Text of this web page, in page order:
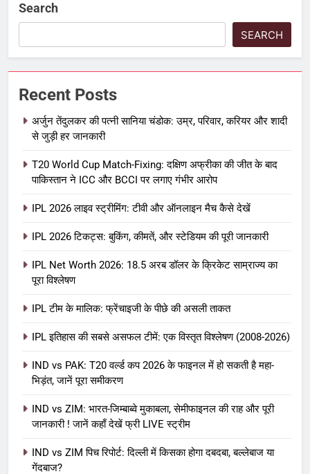
Search
SEARCH
Recent Posts
अर्जुन तेंदुलकर की पत्नी सानिया चंडोक: उम्र, परिवार, करियर और शादी
से जुड़ी हर जानकारी
T20 World Cup Match-Fixing: दक्षिण अफ्रीका की जीत के बाद
पाकिस्तान ने ICC और BCCI पर लगाए गंभीर आरोप
IPL 2026 लाइव स्ट्रीमिंग: टीवी और ऑनलाइन मैच कैसे देखें
IPL 2026 टिकट्स: बुकिंग, कीमतें, और स्टेडियम की पूरी जानकारी
IPL Net Worth 2026: 18.5 अरब डॉलर के क्रिकेट साम्राज्य का
पूरा विश्लेषण
IPL टीम के मालिक: फ्रेंचाइजी के पीछे की असली ताकत
IPL इतिहास की सबसे असफल टीमें: एक विस्तृत विश्लेषण (2008-2026)
IND vs PAK: T20 वर्ल्ड कप 2026 के फाइनल में हो सकती है महा-
भिड़ंत, जानें पूरा समीकरण
IND vs ZIM: भारत-जिम्बाब्वे मुकाबला, सेमीफाइनल की राह और पूरी
जानकारी ! जानें कहाँ देखें फ्री LIVE स्ट्रीम
IND vs ZIM पिच रिपोर्ट: दिल्ली में किसका होगा दबदबा, बल्लेबाज या
गेंदबाज?
IPL Net Worth 2026: 18.5 अरब डॉलर
आईपीएल 2026 क्रिकेट
IPL टीम के मालिक: फ्रेंचाइजी के पीछे की
असली ताकत
आईपीएल 2026 क्रिकेट
IPL इतिहास की सबसे असफल टीमें: एक